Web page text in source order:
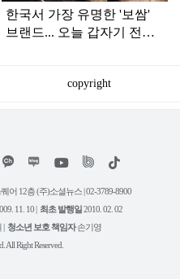
한국서 가장 유명한 '보쌈'
브랜드... 오늘 갑자기 전해
copyright
위
트
유
튜
틱
어 12층 (주)소셜뉴스 | 02-3789-8900
11. 10 | 최초 발행일2010. 02. 02
| 청소년 보호 책임자손기영
All Right Reserved.